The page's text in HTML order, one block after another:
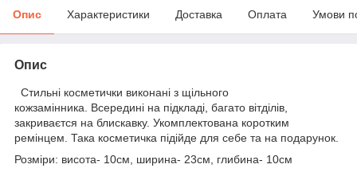
Опис Характеристики Доставка Оплата Умови
Опис
Стильні косметички виконані з щільного
кожзамінника. Всередині на підкладі, багато вітділів,
закриваєтся на блискавку. Укомплектована коротким
ремінцем. Така косметичка підійде для себе та на подарунок.
Розміри: висота- 10см, ширина- 23см, глибина- 10см